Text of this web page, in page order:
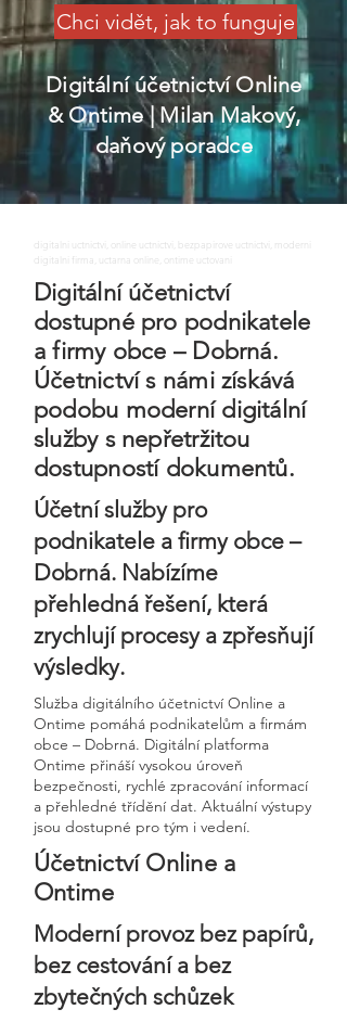
Chci vidět, jak to funguje
Digitální účetnictví Online
& Ontime| Milan Makový,
daňový poradce
digitalni uctnictvi, online uctnictvi, bezpapirove uctnictvi, moderni
digitalni firma, uctarna online, ontime uctovani
Digitální účetnictví
dostupné pro podnikatele
a firmy obce – Dobrná.
Účetnictví s námi získává
podobu moderní digitální
služby s nepřetržitou
dostupností dokumentů.
Účetní služby pro
podnikatele a firmy obce –
Dobrná. Nabízíme
přehledná řešení, která
zrychlují procesy a zpřesňují
výsledky.
Služba digitálního účetnictví Online a
Ontime pomáhá podnikatelům a firmám
obce – Dobrná. Digitální platforma
Ontime přináší vysokou úroveň
bezpečnosti, rychlé zpracování informací
a přehledné třídění dat. Aktuální výstupy
jsou dostupné pro tým i vedení.
Účetnictví Online a
Ontime
Moderní provoz bez papírů,
bez cestování a bez
zbytečných schůzek